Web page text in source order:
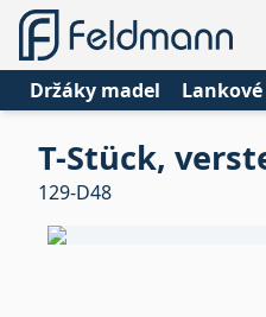
Držáky madel
T-Stück,
129-D48